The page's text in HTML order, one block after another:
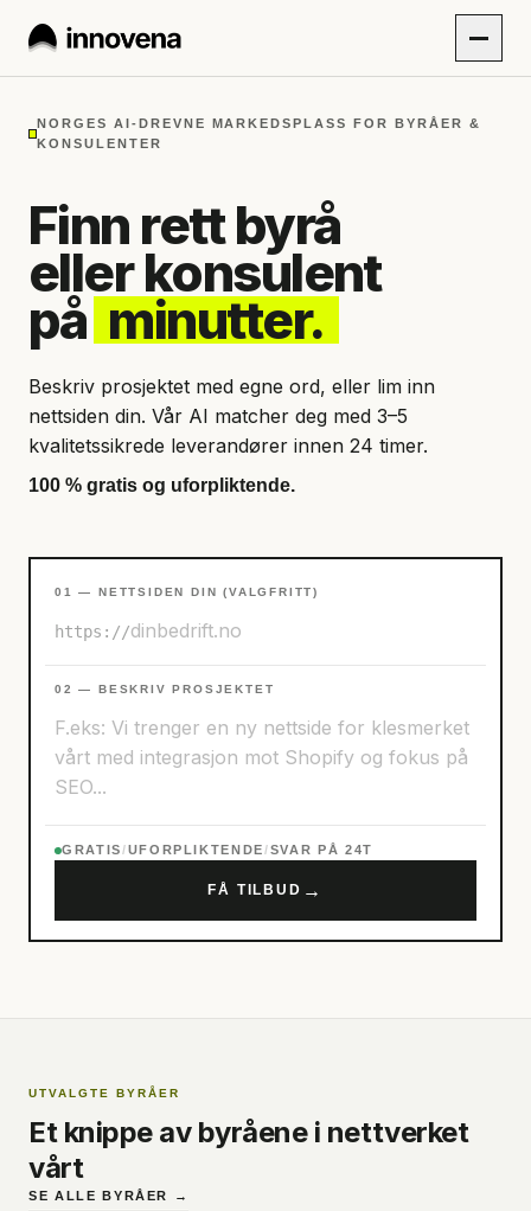
NORGES AI-DREVNE MARKEDSPLASS FOR BYRÅER &
KONSULENTER
Finn rett byrå
eller konsulent
på minutter.
Beskriv prosjektet med egne ord, eller lim inn
nettsiden din. Vår AI matcher deg med 3–5
kvalitetssikrede leverandører innen 24 timer.
100 % gratis og uforpliktende.
01 — NETTSIDEN DIN (VALGFRITT)
https://
02 — BESKRIV PROSJEKTET
GRATIS/UFORPLIKTENDE/SVAR PÅ 24T
FÅ TILBUD →
UTVALGTE BYRÅER
Et knippe av byråene i nettverket
vårt
SE ALLE BYRÅER →